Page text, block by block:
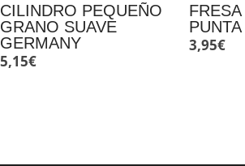
CILINDRO PEQUEÑO
GRANO SUAVE
GERMANY
5,15€
3,95€